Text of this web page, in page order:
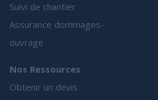
Suivi de chantier
Assurance dommages-
ouvrage
Nos Ressources
Obtenir un devis